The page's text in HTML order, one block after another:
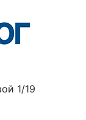
1/19